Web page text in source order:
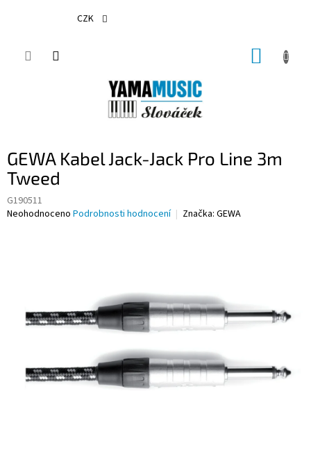
CZK
GEWA Kabel Jack-Jack Pro Line 3m
Tweed
G190511
Průměrné
Neohodnoceno Podrobnosti hodnocení Značka: GEWA